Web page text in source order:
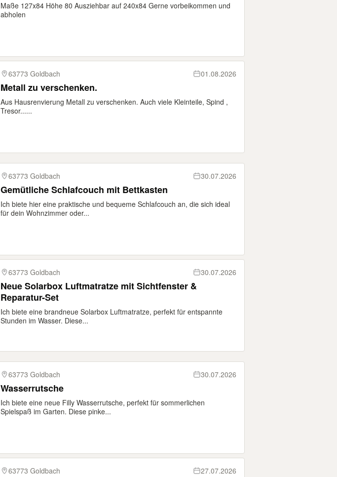
Maße 127x84 Höhe 80 Ausziehbar auf 240x84 Gerne vorbeikommen und
abholen
63773 Goldbach 01.08.2026
Metall zu verschenken.
Aus Hausrenvierung Metall zu verschenken. Auch viele Kleinteile, Spind ,
Tresor......
63773 Goldbach 30.07.2026
Gemütliche Schlafcouch mit Bettkasten
Ich biete hier eine praktische und bequeme Schlafcouch an, die sich ideal
für dein Wohnzimmer oder...
63773 Goldbach 30.07.2026
Neue Solarbox Luftmatratze mit Sichtfenster &
Reparatur-Set
Ich biete eine brandneue Solarbox Luftmatratze, perfekt für entspannte
Stunden im Wasser. Diese...
63773 Goldbach 30.07.2026
Wasserrutsche
Ich biete eine neue Filly Wasserrutsche, perfekt für sommerlichen
Spielspaß im Garten. Diese pinke...
63773 Goldbach 27.07.2026